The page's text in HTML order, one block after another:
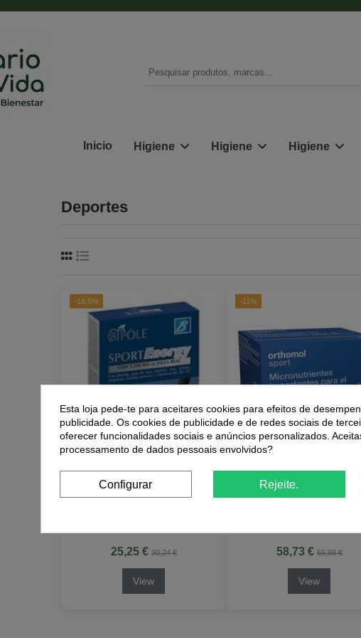
Inicio Higiene Higiene Higiene
Deportes
-16,5%
Esgotado
25,25 € 30,24 €
View
-11%
58,73 € 65,99 €
View
Esta loja pede-te para aceitares cookies para efeitos de
publicidade. Os cookies de publicidade e de redes sociais de
oferecer funcionalidades sociais e anúncios personalizados.
processamento de dados pessoais envolvidos?
Configurar Rejeite.